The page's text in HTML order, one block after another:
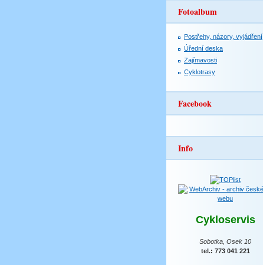
Fotoalbum
Postřehy, názory, vyjádření
Úřední deska
Zajímavosti
Cyklotrasy
Facebook
Info
Cykloservis
Sobotka, Osek 10
tel.: 773 041 221